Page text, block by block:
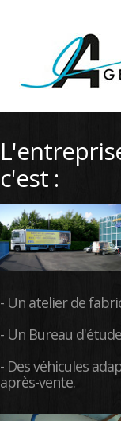
c'est :
- Un atelier de
- Un Bureau
- Des véhicules
après-vente.